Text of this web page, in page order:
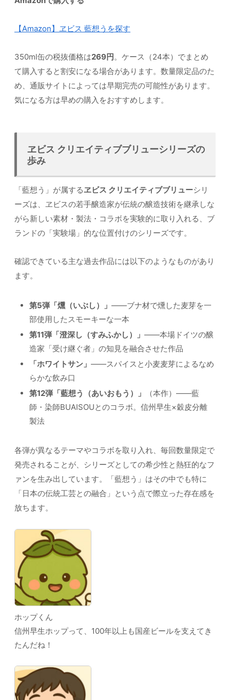
【Amazon】ヱビス 藍想うを探す
350ml缶の税抜価格は269円。ケース（24本）でまとめ
て購入すると割安になる場合があります。数量限定品のた
め、通販サイトによっては早期完売の可能性があります。
気になる方は早めの購入をおすすめします。
ヱビス クリエイティブブリューシリーズの
歩み
「藍想う」が属するヱビス クリエイティブブリューシリ
ーズは、ヱビスの若手醸造家が伝統の醸造技術を継承しな
がら新しい素材・製法・コラボを実験的に取り入れる、ブ
ランドの「実験場」的な位置付けのシリーズです。
確認できている主な過去作品には以下のようなものがあり
ます。
第5弾「燻（いぶし）」 ——ブナ材で燻した麦芽を一
部使用したスモーキーな一本
第11弾「澄深し（すみふかし）」 ——本場ドイツの醸
造家「受け継ぐ者」の知見を融合させた作品
「ホワイトサン」 ——スパイスと小麦麦芽によるなめ
らかな飲み口
第12弾「藍想う（あいおもう）」
（本作）——藍
師・染師BUAISOUとのコラボ。信州早生×穀皮分離
製法
各弾が異なるテーマやコラボを取り入れ、毎回数量限定で
発売されることが、シリーズとしての希少性と熱狂的なフ
ァンを生み出しています。「藍想う」はその中でも特に
「日本の伝統工芸との融合」という点で際立った存在感を
放ちます。
ホップくん
信州早生ホップって、100年以上も国産ビールを支えてき
たんだね！